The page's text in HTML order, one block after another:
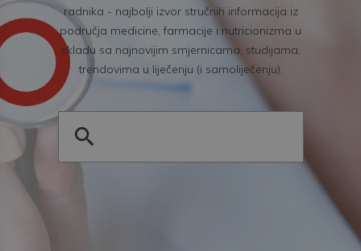
radnika - najbolji izvor stručnih informacija iz
područja medicine, farmacije i nutricionizma u
skladu sa najnovijim smjernicama, studijama,
trendovima u liječenju (i samoliječenju).